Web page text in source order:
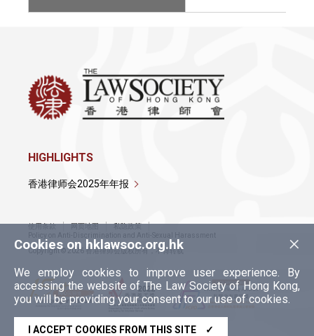
×
Cookies on hklawsoc.org.hk
We employ cookies to improve user experience. By
accessing the website of The Law Society of Hong Kong,
you will be providing your consent to our use of cookies.
I ACCEPT COOKIES FROM THIS SITE ✓
HIGHLIGHTS
香港律师会2025年年报
使用条款 网页地图
私隐政策
Policy on Anti-Discrimination and Anti-Sexual Harassment
Copyright © 2026 香港律师会版权所有，不得转载